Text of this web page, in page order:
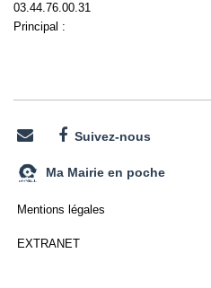
03.44.76.00.31
Principal :
Suivez-nous
Ma Mairie en poche
Mentions légales
EXTRANET